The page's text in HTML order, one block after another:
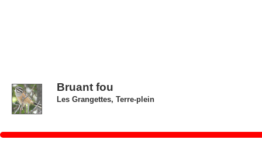
Bruant fou
Les Grangettes, Terre-plein